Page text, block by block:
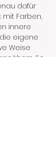
dafür
mit Farben,
innere
eigene
Weise
So